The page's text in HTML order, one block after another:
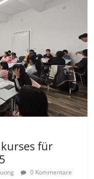
für
0 Kommentare